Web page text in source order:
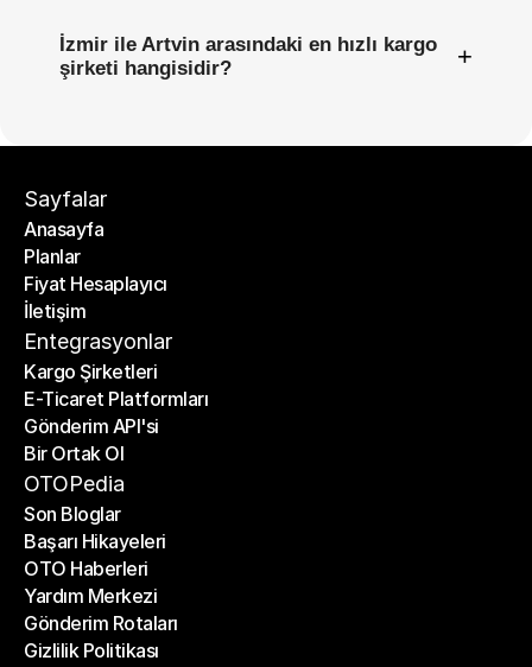
İzmir ile Artvin arasındaki en hızlı kargo
şirketi hangisidir?
+
Sayfalar
Anasayfa
Anasayfa
Planlar
Planlar
Fiyat Hesaplayıcı
Fiyat Hesaplayıcı
İletişim
İletişim
Entegrasyonlar
Kargo Şirketleri
Kargo Şirketleri
E-Ticaret Platformları
E-Ticaret Platformları
Gönderim API'si
Gönderim API'si
Bir Ortak Ol
Bir Ortak Ol
OTOPedia
Son Bloglar
Son Bloglar
Başarı Hikayeleri
Başarı Hikayeleri
OTO Haberleri
OTO Haberleri
Yardım Merkezi
Yardım Merkezi
Gönderim Rotaları
Gönderim Rotaları
Gizlilik Politikası